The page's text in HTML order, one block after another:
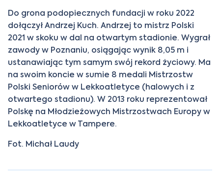
Do grona podopiecznych fundacji w roku 2022
dołączył Andrzej Kuch. Andrzej to mistrz Polski
2021 w skoku w dal na otwartym stadionie. Wygrał
zawody w Poznaniu, osiągając wynik 8,05 m i
ustanawiając tym samym swój rekord życiowy. Ma
na swoim koncie w sumie 8 medali Mistrzostw
Polski Seniorów w Lekkoatletyce (halowych i z
otwartego stadionu). W 2013 roku reprezentował
Polskę na Młodzieżowych Mistrzostwach Europy w
Lekkoatletyce w Tampere.
Fot. Michał Laudy